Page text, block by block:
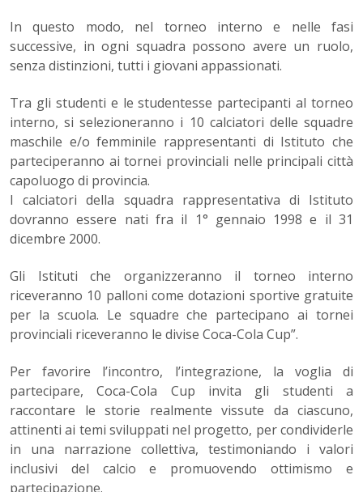
In questo modo, nel torneo interno e nelle fasi
successive, in ogni squadra possono avere un ruolo,
senza distinzioni, tutti i giovani appassionati.
Tra gli studenti e le studentesse partecipanti al torneo
interno, si selezioneranno i 10 calciatori delle squadre
maschile e/o femminile rappresentanti di Istituto che
parteciperanno ai tornei provinciali nelle principali città
capoluogo di provincia.
I calciatori della squadra rappresentativa di Istituto
dovranno essere nati fra il 1° gennaio 1998 e il 31
dicembre 2000.
Gli Istituti che organizzeranno il torneo interno
riceveranno 10 palloni come dotazioni sportive gratuite
per la scuola. Le squadre che partecipano ai tornei
provinciali riceveranno le divise Coca-Cola Cup”.
Per favorire l’incontro, l’integrazione, la voglia di
partecipare, Coca-Cola Cup invita gli studenti a
raccontare le storie realmente vissute da ciascuno,
attinenti ai temi sviluppati nel progetto, per condividerle
in una narrazione collettiva, testimoniando i valori
inclusivi del calcio e promuovendo ottimismo e
partecipazione.